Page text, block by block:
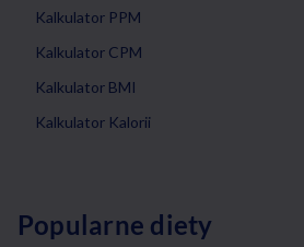
Kalkulator PPM
Kalkulator CPM
Kalkulator BMI
Kalkulator Kalorii
Popularne diety